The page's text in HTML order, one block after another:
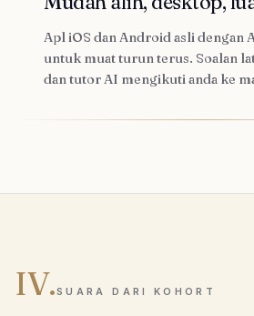
Apl iOS dan Android asli dengan
untuk muat turun terus. Soalan
dan tutor AI mengikuti anda ke
IV.SUARA DARI KOHORT